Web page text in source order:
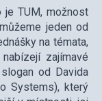
je TUM, možnost
jeden od
na témata,
zajímavé
od Davida
Systems), který